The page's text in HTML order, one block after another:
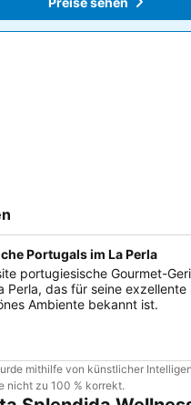
Portugals im La Perla
portugiesische Gourmet-
Perla, das für seine
Ambiente bekannt ist.
mithilfe von künstlicher
nicht zu 100 % korrekt.